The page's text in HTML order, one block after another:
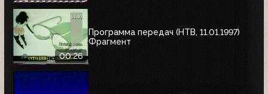
00:26
Программа передач (НТВ, 11.01.1997)
Фрагмент